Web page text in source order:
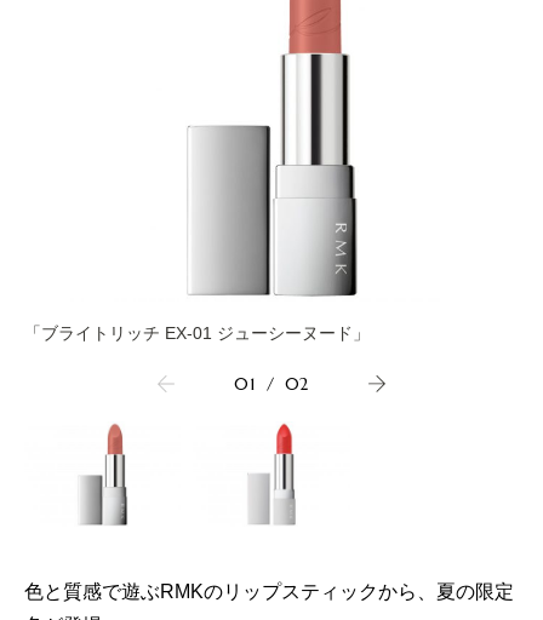
「ブライトリッチ EX-01 ジューシーヌード」
01 / 02
色と質感で遊ぶRMKのリップスティックから、夏の限定